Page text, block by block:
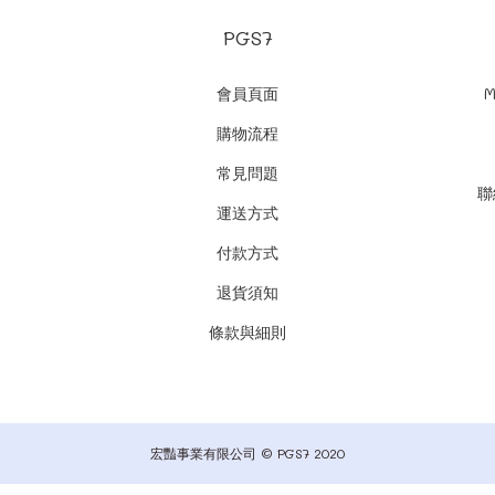
PGS7
會員頁面
購物流程
常見問題
運送方式
付款方式
退貨須知
條款與細則
宏豔事業有限公司 © PGS7 2020